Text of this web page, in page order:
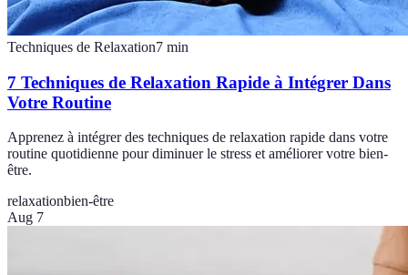
Techniques de Relaxation7 min
7 Techniques de Relaxation Rapide à Intégrer Dans
Votre Routine
Apprenez à intégrer des techniques de relaxation rapide dans votre
routine quotidienne pour diminuer le stress et améliorer votre bien-
être.
relaxationbien-être
Aug 7